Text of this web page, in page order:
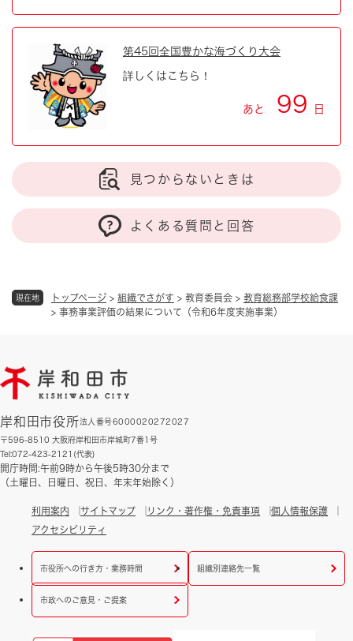
現在地 トップページ > 組織でさがす > 教育委員会 > 教育総務部学校給食課
> 事務事業評価の結果について（令和6年度実施事業）
第45回全国豊かな海づくり大会
詳しくはこちら！
あと 99 日
見つからないときは
よくある質問と回答
岸和田市役所法人番号6000020272027
〒596-8510 大阪府岸和田市岸城町7番1号
Tel:072-423-2121(代表)
開庁時間:午前9時から午後5時30分まで
（土曜日、日曜日、祝日、年末年始除く）
利用案内 サイトマップ リンク・著作権・免責事項
個人情報保護
アクセシビリティ
市役所への行き方・業務時間 組織別連絡先一覧
市政へのご意見・ご提案